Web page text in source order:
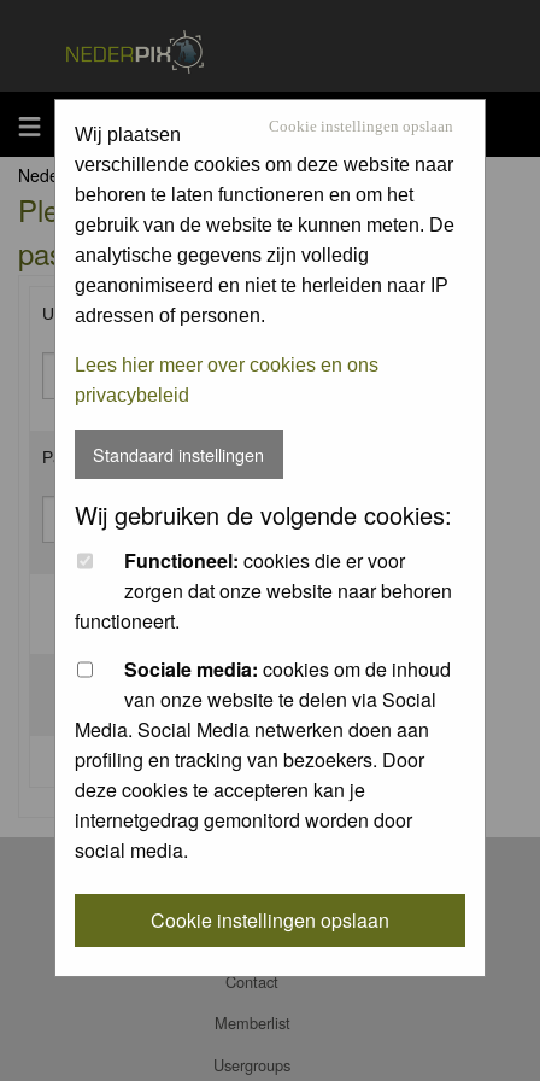
MENU Cookie instellingen opslaan
Wij plaatsen
verschillende cookies om deze website naar
behoren te laten functioneren en om het
gebruik van de website te kunnen meten. De
analytische gegevens zijn volledig
geanonimiseerd en niet te herleiden naar IP
adressen of personen.
Lees hier meer over cookies en ons
privacybeleid
Standaard instellingen
Wij gebruiken de volgende cookies:
Functioneel: cookies die er voor
zorgen dat onze website naar behoren
functioneert.
Sociale media: cookies om de inhoud
van onze website te delen via Social
Media. Social Media netwerken doen aan
profiling en tracking van bezoekers. Door
deze cookies te accepteren kan je
internetgedrag gemonitord worden door
social media.
Cookie instellingen opslaan
Nederpix.nl Forum Index
Please enter your username and
password to log in.
Username:
Password:
Log me on automatically each visit:
I forgot my password
Log in
Contact
Memberlist
Usergroups